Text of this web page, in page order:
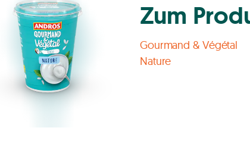
Zum
Gourmand & Végétal
Nature